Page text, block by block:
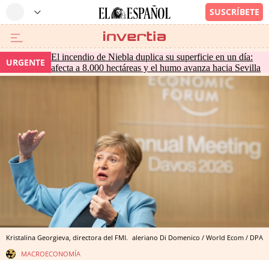
URGENTE
El incendio de Niebla duplica su superficie en un día:
afecta a 8.000 hectáreas y el humo avanza hacia Sevilla
Kristalina Georgieva, directora del FMI. aleriano Di Domenico / World Ecom / DPA
MACROECONOMÍA